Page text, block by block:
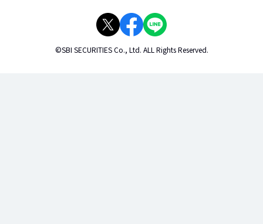
©SBI SECURITIES Co., Ltd. ALL Rights Reserved.